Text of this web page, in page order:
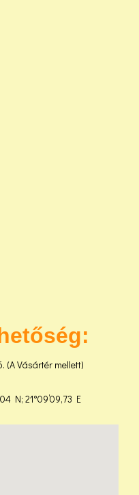
(A Vásártér mellett)
N; 21°09’09,73 E